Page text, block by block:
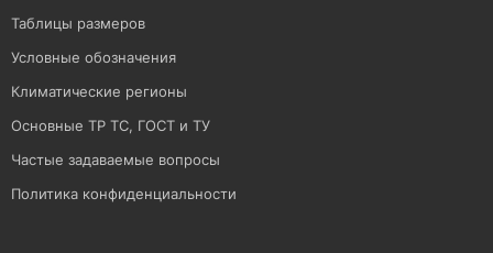
Таблицы размеров
Условные обозначения
Климатические регионы
Основные ТР ТС, ГОСТ и ТУ
Частые задаваемые вопросы
Политика конфиденциальности